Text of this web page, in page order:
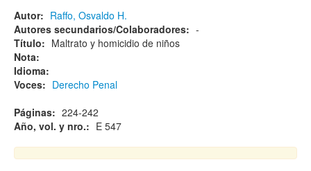
Autor: Raffo, Osvaldo H.
Autores secundarios/Colaboradores: -
Título: Maltrato y homicidio de niños
Nota:
Idioma:
Voces: Derecho Penal
Páginas: 224-242
Año, vol. y nro.: E 547